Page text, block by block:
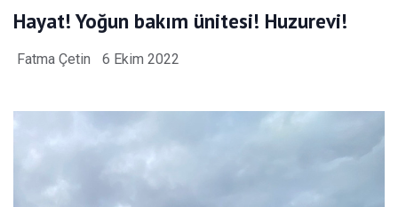
Hayat! Yoğun bakım ünitesi! Huzurevi!
Fatma Çetin 6 Ekim 2022